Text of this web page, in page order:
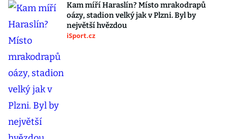
Kam míří Haraslín? Místo mrakodrapů
oázy, stadion velký jak v Plzni. Byl by
největší hvězdou
iSport.cz